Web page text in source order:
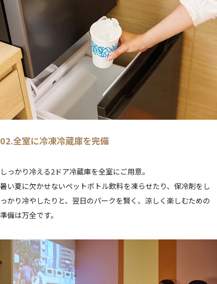
02.全室に冷凍冷蔵庫を完備
しっかり冷える2ドア冷蔵庫を全室にご用意。
暑い夏に欠かせないペットボトル飲料を凍らせたり、保冷剤をし
っかり冷やしたりと、翌日のパークを賢く、涼しく楽しむための
準備は万全です。